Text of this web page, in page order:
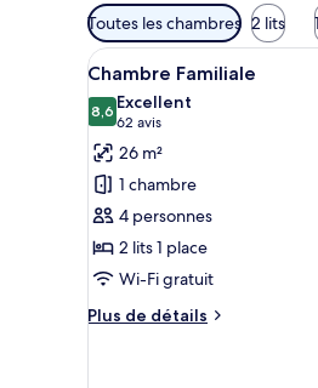
Filtres
disponibles
pour
les
chambres
Toutes les chambres 2 lits
Afficher
toutes
les
photos
pour
ce
type
de
chambre :
Chambre
6
Chambre Familiale
8,68,6 sur 10
Excellent
62 avis
(62 avis)
26 m²
1 chambre
4 personnes
2 lits 1 place
Wi-Fi gratuit
Plus de détails
Plus